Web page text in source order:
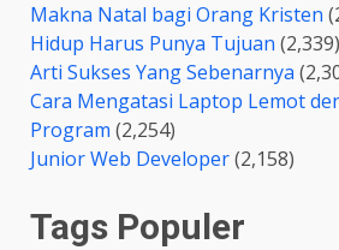
Makna Natal bagi Orang Kristen
Hidup Harus Punya Tujuan (2,339)
Arti Sukses Yang Sebenarnya
Cara Mengatasi Laptop Lemot
Program (2,254)
Junior Web Developer(2,158)
Tags Populer